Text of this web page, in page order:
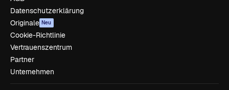
Datenschutzerklärung
Originale Neu
Cookie-Richtlinie
Vertrauenszentrum
Partner
Unternehmen